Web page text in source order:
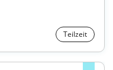
Teilzeit